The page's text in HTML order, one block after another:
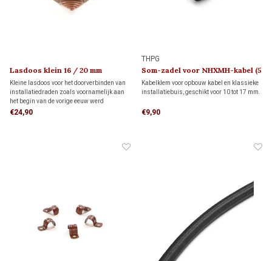
Lasdoos klein 16 / 20 mm
Kleine lasdoos voor het doorverbinden van
installatiedraden zoals voornamelijk aan
het begin van de vorige eeuw werd
toegepast. Deze lasdoos is geschikt voor
€24,90
THPG
Som-zadel voor NHXMH-kabel (5
stuks)
Kabelklem voor opbouw kabel en klassieke
installatiebuis, geschikt voor 10 tot 17 mm.
€9,90